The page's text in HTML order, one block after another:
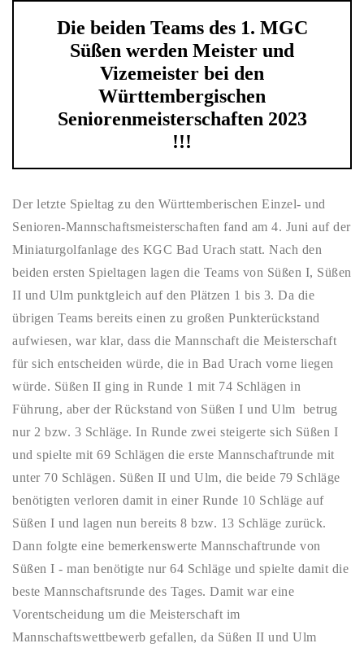
Die beiden Teams des 1. MGC
Süßen werden Meister und
Vizemeister bei den
Württembergischen
Seniorenmeisterschaften 2023
!!!
Der letzte Spieltag zu den Württemberischen Einzel- und
Senioren-Mannschaftsmeisterschaften fand am 4. Juni auf der
Miniaturgolfanlage des KGC Bad Urach statt. Nach den
beiden ersten Spieltagen lagen die Teams von Süßen I, Süßen
II und Ulm punktgleich auf den Plätzen 1 bis 3. Da die
übrigen Teams bereits einen zu großen Punkterückstand
aufwiesen, war klar, dass die Mannschaft die Meisterschaft
für sich entscheiden würde, die in Bad Urach vorne liegen
würde. Süßen II ging in Runde 1 mit 74 Schlägen in
Führung, aber der Rückstand von Süßen I und Ulm betrug
nur 2 bzw. 3 Schläge. In Runde zwei steigerte sich Süßen I
und spielte mit 69 Schlägen die erste Mannschaftrunde mit
unter 70 Schlägen. Süßen II und Ulm, die beide 79 Schläge
benötigten verloren damit in einer Runde 10 Schläge auf
Süßen I und lagen nun bereits 8 bzw. 13 Schläge zurück.
Dann folgte eine bemerkenswerte Mannschaftrunde von
Süßen I - man benötigte nur 64 Schläge und spielte damit die
beste Mannschaftsrunde des Tages. Damit war eine
Vorentscheidung um die Meisterschaft im
Mannschaftswettbewerb gefallen, da Süßen II und Ulm